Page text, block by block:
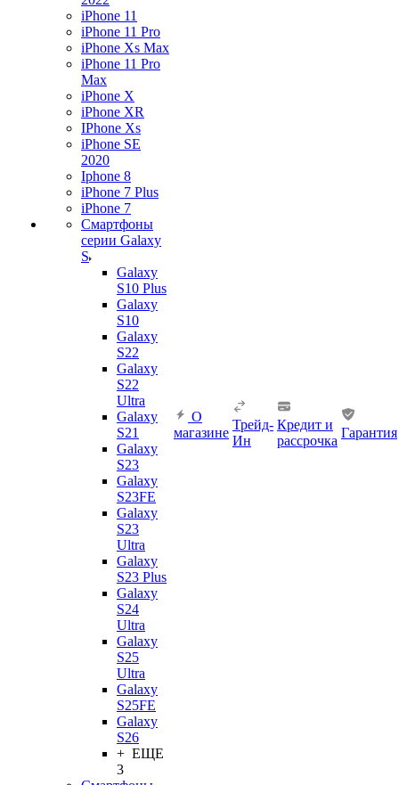
iPhone 11
iPhone 11 Pro
iPhone Xs Max
iPhone 11 Pro
Max
iPhone X
iPhone XR
IPhone Xs
iPhone SE
2020
Iphone 8
iPhone 7 Plus
iPhone 7
Смартфоны
серии Galaxy
S
Galaxy
S10 Plus
Galaxy
S10
Galaxy
S22
Galaxy
S22
Ultra
Galaxy
S21
Galaxy
S23
Galaxy
S23FE
Galaxy
S23
Ultra
Galaxy
S23 Plus
Galaxy
S24
Ultra
Galaxy
S25
Ultra
Galaxy
S25FE
Galaxy
S26
+ ЕЩЕ
3
О
магазине
Трейд-
Ин
Кредит и
рассрочка
Гарантия